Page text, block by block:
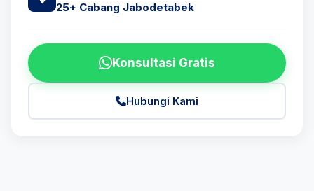
25+ Cabang Jabodetabek
Konsultasi Gratis
Hubungi Kami